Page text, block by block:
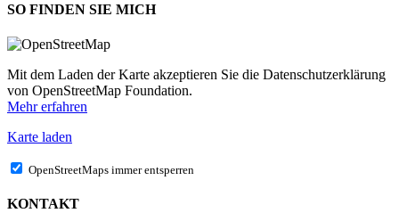
SO FINDEN SIE MICH
Mit dem Laden der Karte akzeptieren Sie die Datenschutzerklärung
von OpenStreetMap Foundation.
Mehr erfahren
Karte laden
OpenStreetMaps immer entsperren
KONTAKT